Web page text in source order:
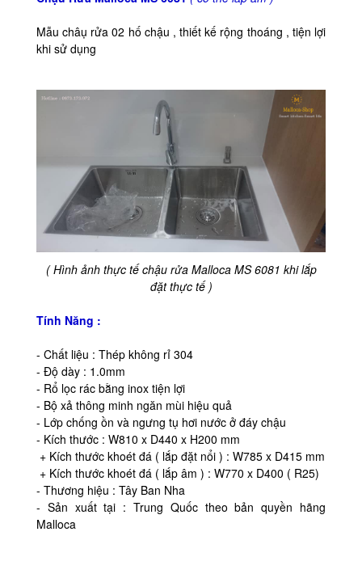
Mẫu châụ rửa 02 hố chậu , thiết kế rộng thoáng , tiện lợi
khi sử dụng
( Hình ảnh thực tế chậu rửa Malloca MS 6081 khi lắp
đặt thực tế )
Tính Năng :
- Chất liệu : Thép không rỉ 304
- Độ dày : 1.0mm
- Rổ lọc rác bằng inox tiện lợi
- Bộ xả thông minh ngăn mùi hiệu quả
- Lớp chống ồn và ngưng tụ hơi nước ở đáy chậu
- Kích thước : W810 x D440 x H200 mm
+ Kích thước khoét đá ( lắp đặt nổi ) : W785 x D415 mm
+ Kích thước khoét đá ( lắp âm ) : W770 x D400 ( R25)
- Thương hiệu : Tây Ban Nha
- Sản xuất tại : Trung Quốc theo bản quyền hãng
Malloca